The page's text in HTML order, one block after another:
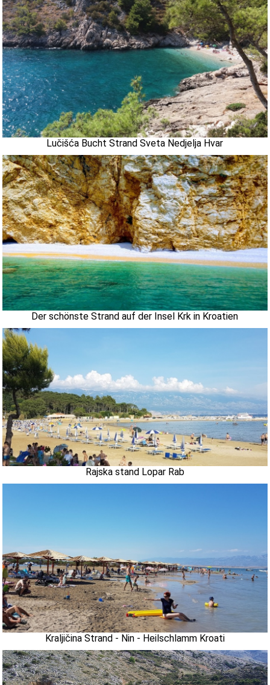
Lučišća Bucht Strand Sveta Nedjelja Hvar
Der schönste Strand auf der Insel Krk in Kroatien
Rajska stand Lopar Rab
Kraljičina Strand - Nin - Heilschlamm Kroati